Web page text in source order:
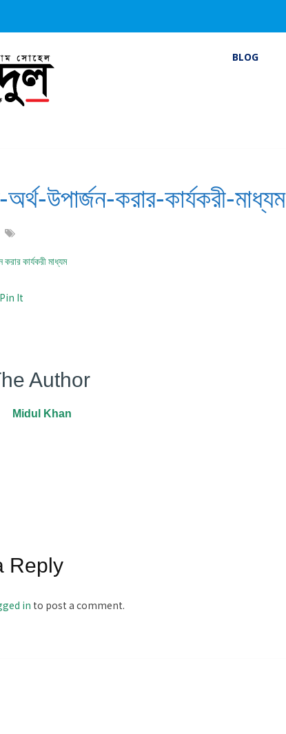
BLOG
উপার্জন-করার-কার্যকরী-মাধ্যম
Pin It
Author
Midul Khan
Reply
in to post a comment.